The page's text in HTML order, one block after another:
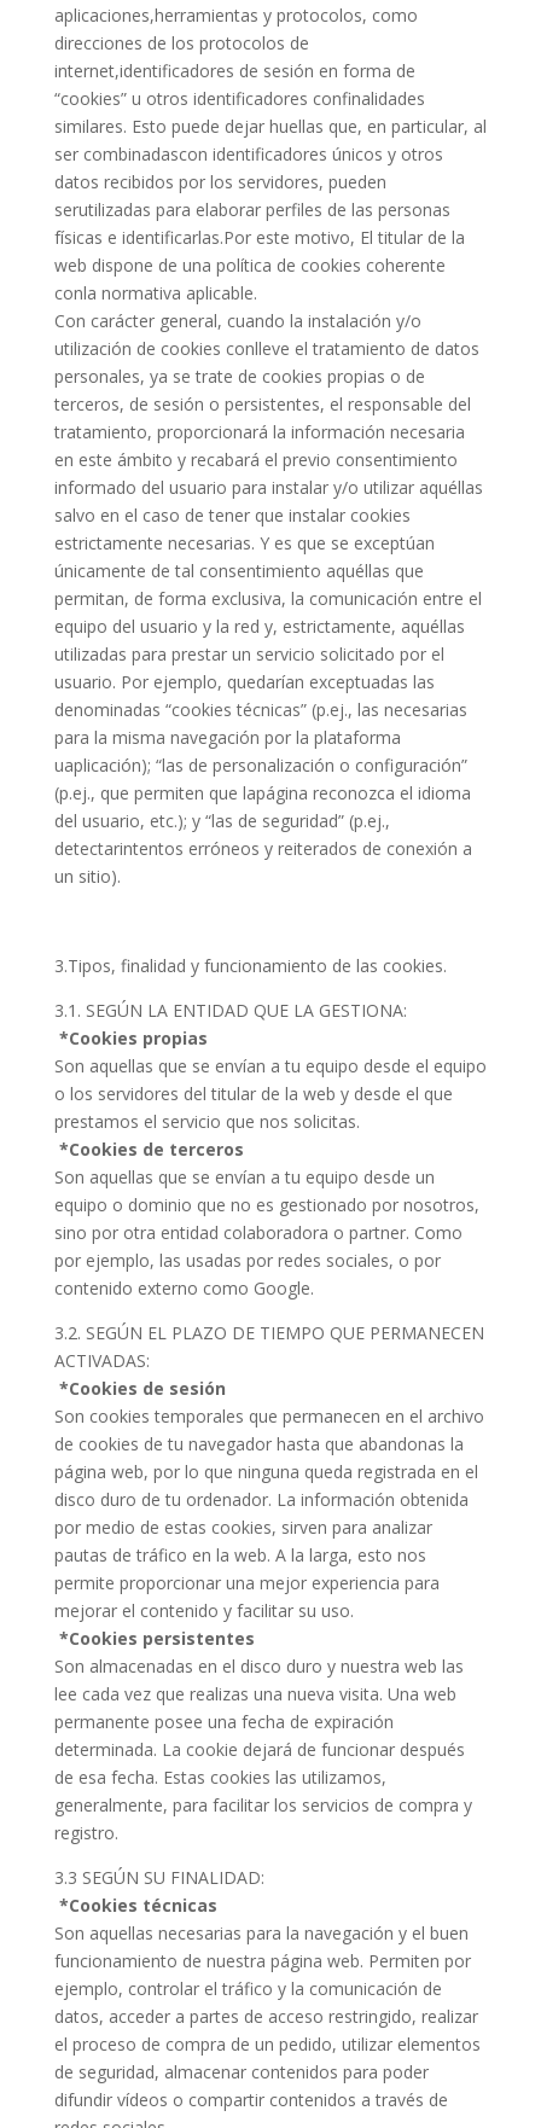
aplicaciones,herramientas y protocolos, como
direcciones de los protocolos de
internet,identificadores de sesión en forma de
“cookies” u otros identificadores confinalidades
similares. Esto puede dejar huellas que, en particular, al
ser combinadascon identificadores únicos y otros
datos recibidos por los servidores, pueden
serutilizadas para elaborar perfiles de las personas
físicas e identificarlas.Por este motivo, El titular de la
web dispone de una política de cookies coherente
conla normativa aplicable.
Con carácter general, cuando la instalación y/o
utilización de cookies conlleve el tratamiento de datos
personales, ya se trate de cookies propias o de
terceros, de sesión o persistentes, el responsable del
tratamiento, proporcionará la información necesaria
en este ámbito y recabará el previo consentimiento
informado del usuario para instalar y/o utilizar aquéllas
salvo en el caso de tener que instalar cookies
estrictamente necesarias. Y es que se exceptúan
únicamente de tal consentimiento aquéllas que
permitan, de forma exclusiva, la comunicación entre el
equipo del usuario y la red y, estrictamente, aquéllas
utilizadas para prestar un servicio solicitado por el
usuario. Por ejemplo, quedarían exceptuadas las
denominadas “cookies técnicas” (p.ej., las necesarias
para la misma navegación por la plataforma
uaplicación); “las de personalización o configuración”
(p.ej., que permiten que lapágina reconozca el idioma
del usuario, etc.); y “las de seguridad” (p.ej.,
detectarintentos erróneos y reiterados de conexión a
un sitio).
3.Tipos, finalidad y funcionamiento de las cookies.
3.1. SEGÚN LA ENTIDAD QUE LA GESTIONA:
*Cookies propias
Son aquellas que se envían a tu equipo desde el equipo
o los servidores del titular de la web y desde el que
prestamos el servicio que nos solicitas.
*Cookies de terceros
Son aquellas que se envían a tu equipo desde un
equipo o dominio que no es gestionado por nosotros,
sino por otra entidad colaboradora o partner. Como
por ejemplo, las usadas por redes sociales, o por
contenido externo como Google.
3.2. SEGÚN EL PLAZO DE TIEMPO QUE PERMANECEN
ACTIVADAS:
*Cookies de sesión
Son cookies temporales que permanecen en el archivo
de cookies de tu navegador hasta que abandonas la
página web, por lo que ninguna queda registrada en el
disco duro de tu ordenador. La información obtenida
por medio de estas cookies, sirven para analizar
pautas de tráfico en la web. A la larga, esto nos
permite proporcionar una mejor experiencia para
mejorar el contenido y facilitar su uso.
*Cookies persistentes
Son almacenadas en el disco duro y nuestra web las
lee cada vez que realizas una nueva visita. Una web
permanente posee una fecha de expiración
determinada. La cookie dejará de funcionar después
de esa fecha. Estas cookies las utilizamos,
generalmente, para facilitar los servicios de compra y
registro.
3.3 SEGÚN SU FINALIDAD:
*Cookies técnicas
Son aquellas necesarias para la navegación y el buen
funcionamiento de nuestra página web. Permiten por
ejemplo, controlar el tráfico y la comunicación de
datos, acceder a partes de acceso restringido, realizar
el proceso de compra de un pedido, utilizar elementos
de seguridad, almacenar contenidos para poder
difundir vídeos o compartir contenidos a través de